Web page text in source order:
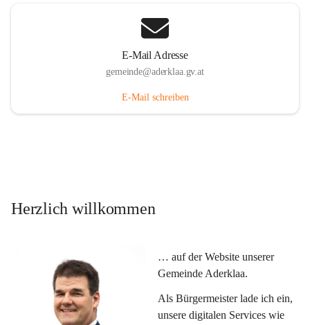
E-Mail Adresse
gemeinde@aderklaa.gv.at
E-Mail schreiben
Herzlich willkommen
… auf der Website unserer
Gemeinde Aderklaa.
Als Bürgermeister lade ich ein,
unsere digitalen Services wie